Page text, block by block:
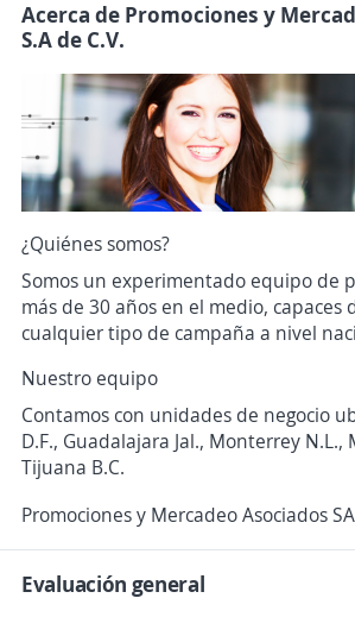
Acerca de Promociones y
S.A de C.V.
¿Quiénes somos?
Somos un experimentado equipo de
más de 30 años en el medio, capaces
cualquier tipo de campaña a nivel
Nuestro equipo
Contamos con unidades de negocio
D.F., Guadalajara Jal., Monterrey N.L.,
Tijuana B.C.
Promociones y Mercadeo Asociados
Evaluación general